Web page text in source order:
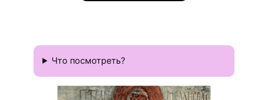
Что посмотреть?